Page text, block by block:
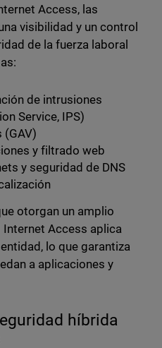
Access, las
visibilidad y un control
de la fuerza laboral
de intrusiones
Service, IPS)
(GAV)
y filtrado web
y seguridad de DNS
otorgan un amplio
Internet Access aplica
lo que garantiza
a aplicaciones y
híbrida